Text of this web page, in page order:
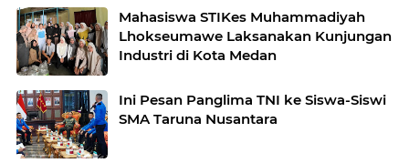
Mahasiswa STIKes Muhammadiyah
Lhokseumawe Laksanakan Kunjungan
Industri di Kota Medan
Ini Pesan Panglima TNI ke Siswa-Siswi
SMA Taruna Nusantara